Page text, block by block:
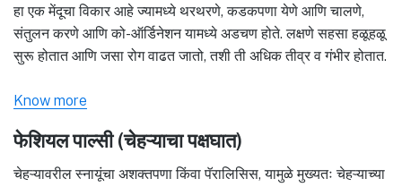
हा एक मेंदूचा विकार आहे ज्यामध्ये थरथरणे, कडकपणा येणे आणि चालणे,
संतुलन करणे आणि को-ऑर्डिनेशन यामध्ये अडचण होते. लक्षणे सहसा हळूहळू
सुरू होतात आणि जसा रोग वाढत जातो, तशी ती अधिक तीव्र व गंभीर होतात.
Know more
फेशियल पाल्सी (चेहऱ्याचा पक्षघात)
चेहऱ्यावरील स्नायूंचा अशक्तपणा किंवा पॅरालिसिस, यामुळे मुख्यतः चेहऱ्याच्या